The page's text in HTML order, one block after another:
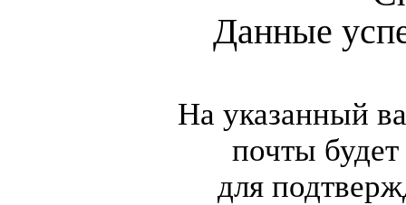
Данные
На указанный
почты
для